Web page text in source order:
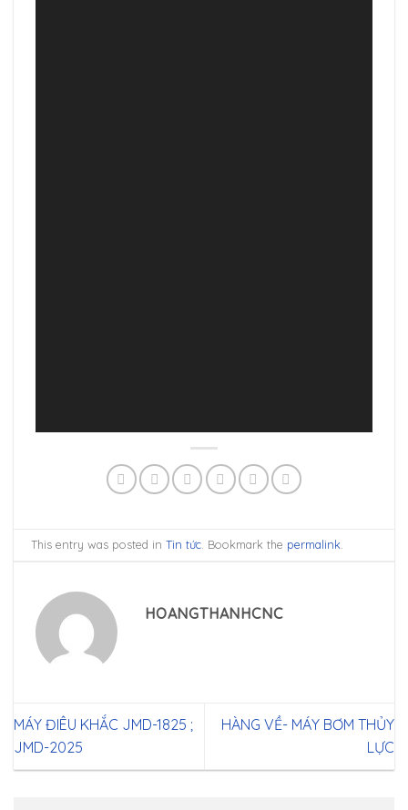
This entry was posted inTin tức . Bookmark the permalink
HOANGTHANHCNC
MÁY ĐIÊU KHẮC JMD-1825 ;
JMD-2025
HÀNG VỀ- MÁY BƠM THỦY
LỰC